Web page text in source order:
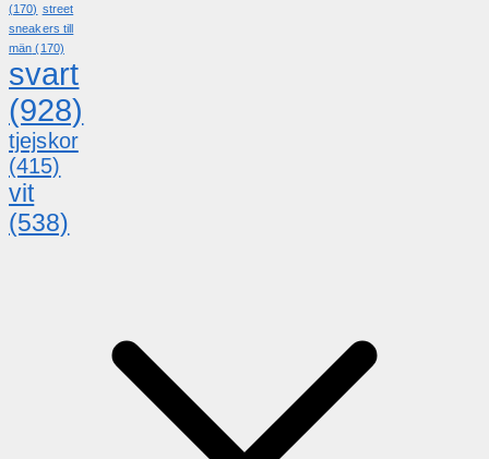
(170) street
sneakers till
män (170)
svart
(928)
tjejskor
(415)
vit
(538)